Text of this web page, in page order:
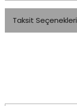
Taksit Seçenekleri